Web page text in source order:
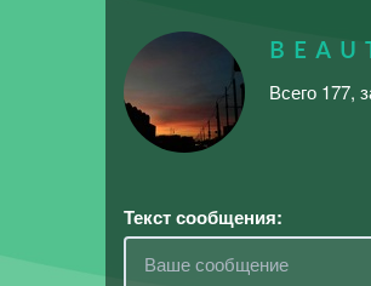
ʙ ᴇ ᴀ ᴜ
Всего 177,
Текст сообщения: